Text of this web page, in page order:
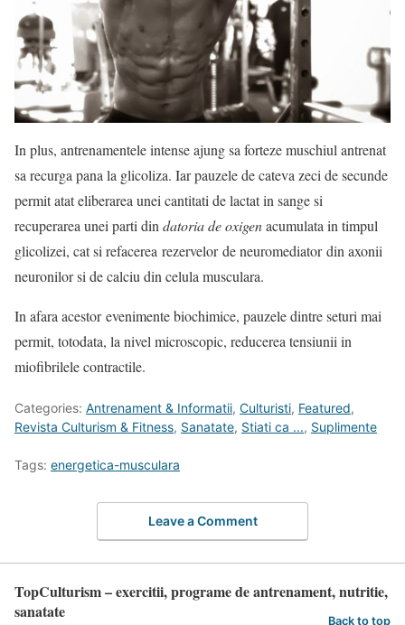
In plus, antrenamentele intense ajung sa forteze muschiul antrenat
sa recurga pana la glicoliza. Iar pauzele de cateva zeci de secunde
permit atat eliberarea unei cantitati de lactat in sange si
recuperarea unei parti din datoria de oxigenacumulata in timpul
glicolizei, cat si refacerea rezervelor de neuromediator din axonii
neuronilor si de calciu din celula musculara.
In afara acestor evenimente biochimice, pauzele dintre seturi mai
permit, totodata, la nivel microscopic, reducerea tensiunii in
miofibrilele contractile.
Categories: Antrenament & Informatii, Culturisti, Featured,
Revista Culturism & Fitness, Sanatate, Stiati ca ..., Suplimente
Tags: energetica-musculara
Leave a Comment
TopCulturism – exercitii, programe de antrenament, nutritie,
sanatate
Back to top